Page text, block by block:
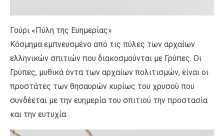
Γούρι «Πύλη της Ευημερίας»
Κόσμημα εμπνευσμένο από τις πύλες των αρχαίων
ελληνικών σπιτιών που διακοσμούνται με Γρύπες. Οι
Γρύπες, μυθικά όντα των αρχαίων πολιτισμών, είναι οι
προστάτες των θησαυρών κυρίως του χρυσού που
συνδέεται με την ευημερία του σπιτιού την προστασία
και την ευτυχία.